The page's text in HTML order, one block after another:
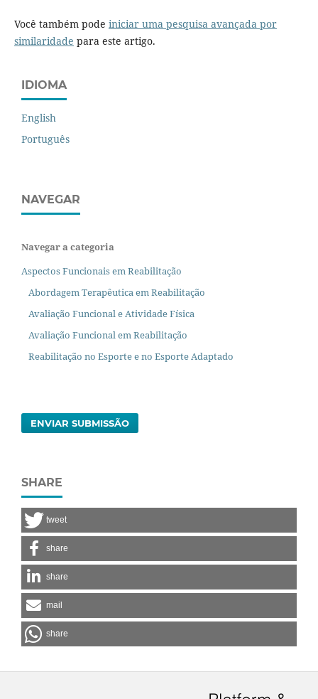
Você também pode iniciar uma pesquisa avançada por
similaridade para este artigo.
IDIOMA
English
Português
NAVEGAR
Navegar a categoria
Aspectos Funcionais em Reabilitação
Abordagem Terapêutica em Reabilitação
Avaliação Funcional e Atividade Física
Avaliação Funcional em Reabilitação
Reabilitação no Esporte e no Esporte Adaptado
ENVIAR SUBMISSÃO
SHARE
tweet
share
share
mail
share